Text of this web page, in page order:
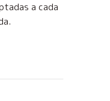
a cada